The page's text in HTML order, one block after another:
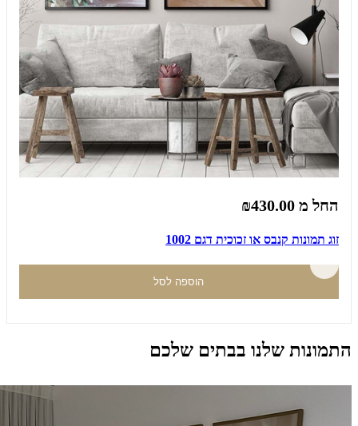
החל מ ₪430.00
זוג תמונות קנבס או זכוכית דגם 1002
הוספה לסל
התמונות שלנו בבתים שלכם